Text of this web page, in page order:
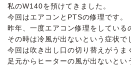
私のW140を預けてきました。
今回はエアコンとPTSの修理です。
昨年、一度エアコン修理をしている
その時は冷風が出ないという症状で
今回は吹き出し口の切り替えがうま
足元からヒーターの風が出ないとい